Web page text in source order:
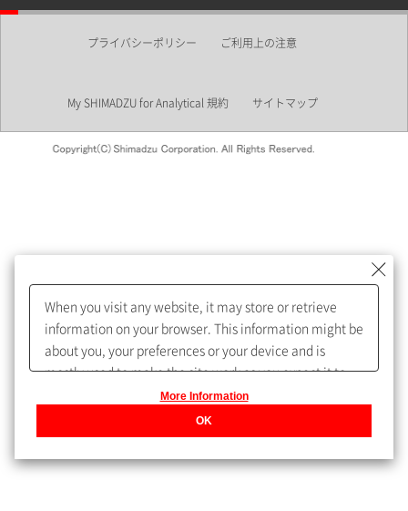
めします。
My SHIMADZU for Analyticalへ登録いただくと、技術情報や
取扱説明書・Webinarなどの閲覧ができます。
うになります。
登録された個人情報は、当社のプライバシーポリシーに記
載された目的のために使用されることがあります。
プライバシーポリシー ご利用上の注意
My SHIMADZU for Analytical 規約 サイトマップ
When you visit any website, it may store or retrieve
information on your browser. This information might be
about you, your preferences or your device and is
mostly used to make the site work as you expect it to.
The information does not usually directly identify you,
but it can give you a more personalized web
experience.Privacy Policy
More Information
OK